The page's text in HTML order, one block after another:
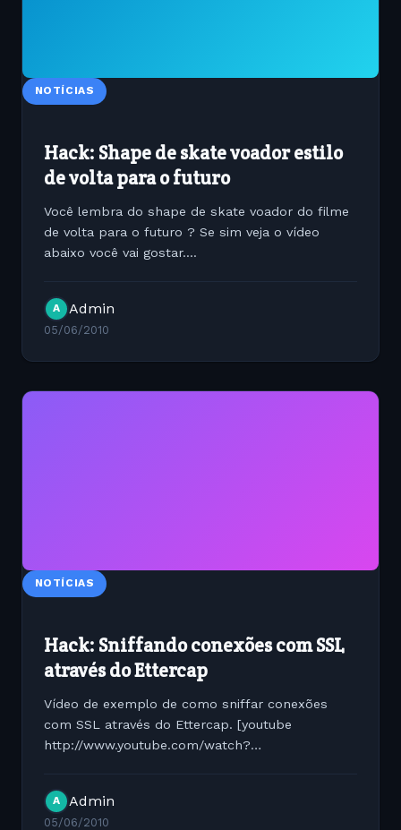
NOTÍCIAS
Hack: Shape de skate voador estilo
de volta para o futuro
Você lembra do shape de skate voador do filme
de volta para o futuro ? Se sim veja o vídeo
abaixo você vai gostar....
A Admin
05/06/2010
NOTÍCIAS
Hack: Sniffando conexões com SSL
através do Ettercap
Vídeo de exemplo de como sniffar conexões
com SSL através do Ettercap. [youtube
http://www.youtube.com/watch?
A Admin
05/06/2010